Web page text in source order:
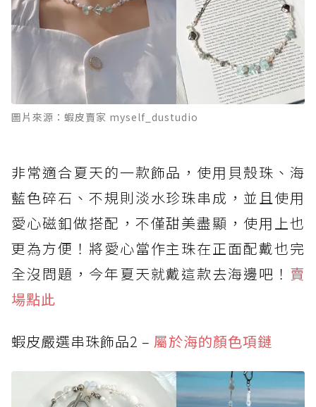
圖片來源：蝦皮賣家 myself_dustudio
非常適合夏天的一款飾品，使用貝殼珠、海
藍色碎石、不規則淡水珍珠串成，並且使用
愛心磁釦做搭配，不僅甜美盡顯，使用上也
更為方便！將愛心當作主珠在正面配戴也完
全沒問題，今年夏天就戴這款去海邊吧！ 賣
場點此
蝦皮嚴選串珠飾品2 – 屬於海的顏色項鏈